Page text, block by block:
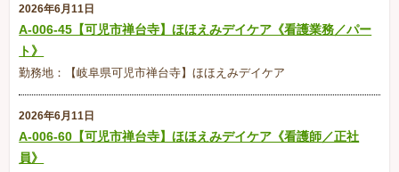
2026年6月11日
A-006-45【可児市禅台寺】ほほえみデイケア《看護業務／パー
ト》
勤務地：【岐阜県可児市禅台寺】ほほえみデイケア
2026年6月11日
A-006-60【可児市禅台寺】ほほえみデイケア《看護師／正社
員》